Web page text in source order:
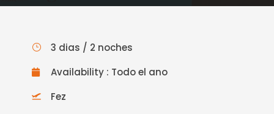
3 dias / 2 noches
Availability : Todo el ano
Fez